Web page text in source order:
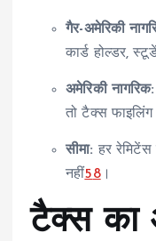
गैर-अमेरिकी
कार्ड होल्डर,
अमेरिकी नागरिक:
तो टैक्स
सीमा: हर रेमिटेंस
नहीं58।
टैक्स का